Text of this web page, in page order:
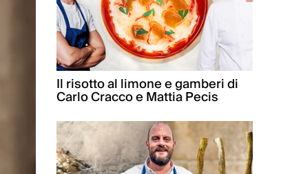
Il risotto al limone e gamberi di
Carlo Cracco e Mattia Pecis